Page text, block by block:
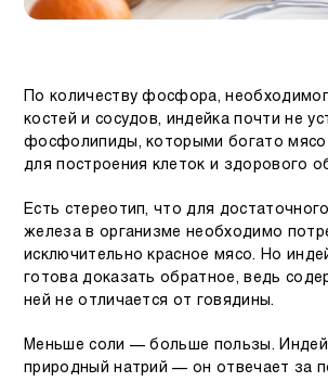
По количеству фосфора,
костей и сосудов, индейка почти не
фосфолипиды, которыми богато мясо
для построения клеток и здорового
Есть стереотип, что для
железа в организме необходимо
исключительно красное мясо. Но
готова доказать обратное, ведь
ней не отличается от говядины.
Меньше соли — больше пользы.
природный натрий — он отвечает за